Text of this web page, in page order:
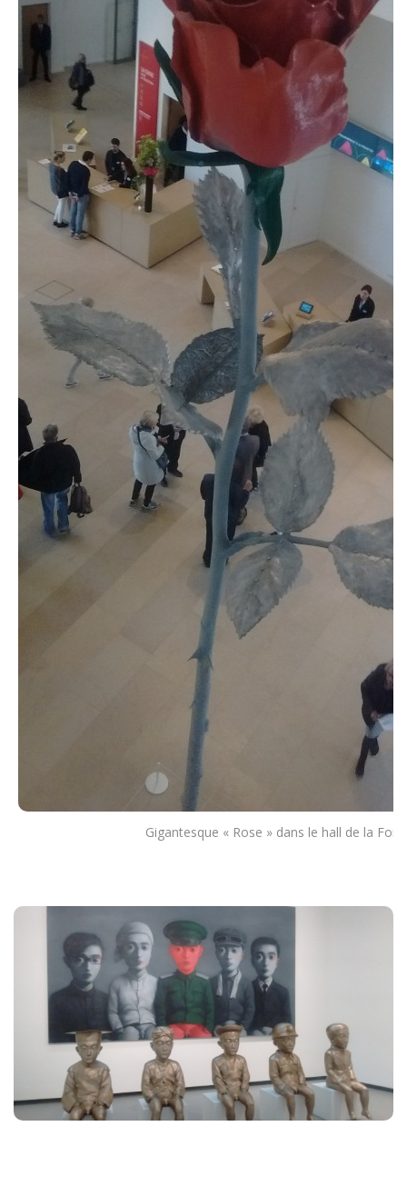
Gigantesque « Rose » dans le hall de la